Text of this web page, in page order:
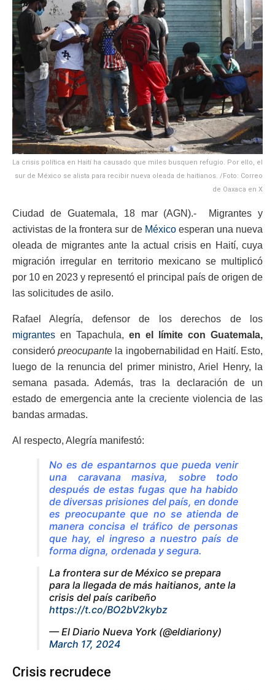
La crisis política en Haití ha causado que miles busquen refugio. Por ello, el
sur de México se alista para recibir nueva oleada de haitianos. /Foto: Correo
de Oaxaca en X
Ciudad de Guatemala, 18 mar (AGN).- Migrantes y
activistas de la frontera sur de Méxicoesperan una nueva
oleada de migrantes ante la actual crisis en Haití, cuya
migración irregular en territorio mexicano se multiplicó
por 10 en 2023 y representó el principal país de origen de
las solicitudes de asilo.
Rafael Alegría, defensor de los derechos de los
migrantes en Tapachula, en el límite con Guatemala,
considerópreocupante la ingobernabilidad en Haití. Esto,
luego de la renuncia del primer ministro, Ariel Henry, la
semana pasada. Además, tras la declaración de un
estado de emergencia ante la creciente violencia de las
bandas armadas.
Al respecto, Alegría manifestó:
No es de espantarnos que pueda venir
una caravana masiva, sobre todo
después de estas fugas que ha habido
de diversas prisiones del país, en donde
es preocupante que no se atienda de
manera concisa el tráfico de personas
que hay, el ingreso a nuestro país de
forma digna, ordenada y segura.
La frontera sur de México se prepara
para la llegada de más haitianos, ante la
crisis del país caribeño
https://t.co/BO2bV2kybz
— El Diario Nueva York (@eldiariony)
March 17, 2024
Crisis recrudece